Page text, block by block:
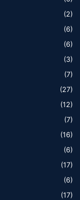
(2)
(6)
(6)
(3)
(7)
(27)
(12)
(7)
(16)
(6)
(17)
(6)
(17)